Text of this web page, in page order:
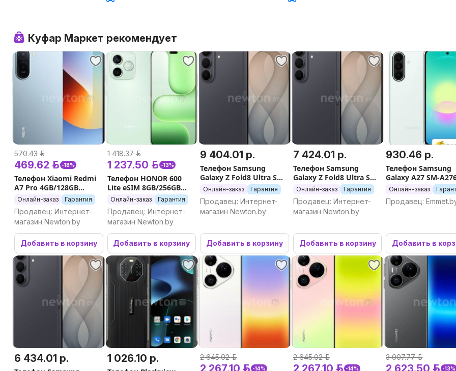
Куфар Маркет рекомендует
570.43 р.
469.62 р. -18%
Телефон Xiaomi Redmi
A7 Pro 4GB/128GB
международная версия
Онлайн-заказ Гарантия
Продавец: Интернет-
магазин Newton.by
Добавить в корзину
1 418.37 р.
1 237.50 р. -13%
Телефон HONOR 600
Lite eSIM 8GB/256GB
международная версия
Онлайн-заказ Гарантия
Продавец: Интернет-
магазин Newton.by
Добавить в корзину
9 404.01 р.
Телефон Samsung
Galaxy Z Fold8 Ultra SM-
F976B 16GB/1TB (серый)
Онлайн-заказ Гарантия
Продавец: Интернет-
магазин Newton.by
Добавить в корзину
7 424.01 р.
Телефон Samsung
Galaxy Z Fold8 Ultra SM-
F976B 12GB/512GB
Онлайн-заказ Гарантия
Продавец: Интернет-
магазин Newton.by
Добавить в корзину
930.46 р.
Телефон Samsung
Galaxy A27 SM-
6GB/128GB
Онлайн-заказ
Продавец:
Добавить в
6 434.01 р. 1 026.10 р. 2 645.02 р.
2 267.10 р. -14%
2 645.02 р.
2 267.10 р. -14%
3 007.77 р.
2 623.50 р. -13%